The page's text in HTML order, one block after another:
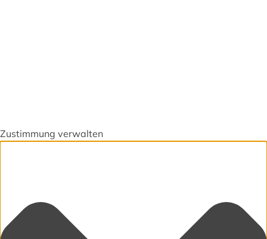
Zustimmung verwalten